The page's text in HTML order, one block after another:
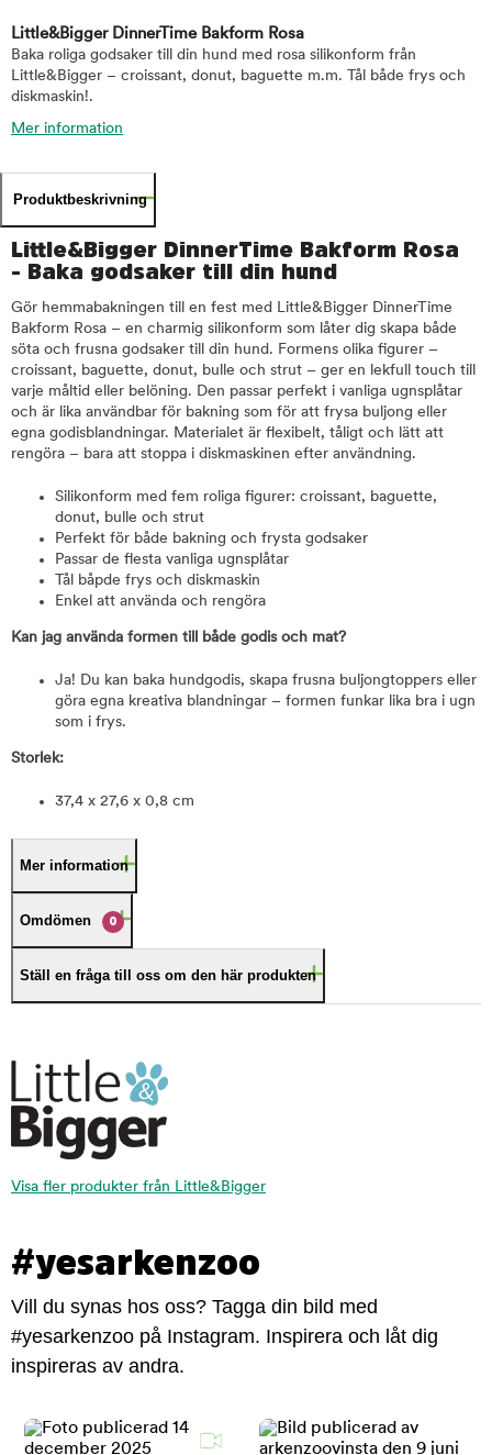
Little&Bigger DinnerTime Bakform Rosa
Baka roliga godsaker till din hund med rosa silikonform från
Little&Bigger – croissant, donut, baguette m.m. Tål både frys och
diskmaskin!.
Mer information
Produktbeskrivning
Little&Bigger DinnerTime Bakform Rosa
- Baka godsaker till din hund
Gör hemmabakningen till en fest med Little&Bigger DinnerTime
Bakform Rosa – en charmig silikonform som låter dig skapa både
söta och frusna godsaker till din hund. Formens olika figurer –
croissant, baguette, donut, bulle och strut – ger en lekfull touch till
varje måltid eller belöning. Den passar perfekt i vanliga ugnsplåtar
och är lika användbar för bakning som för att frysa buljong eller
egna godisblandningar. Materialet är flexibelt, tåligt och lätt att
rengöra – bara att stoppa i diskmaskinen efter användning.
Silikonform med fem roliga figurer: croissant, baguette,
donut, bulle och strut
Perfekt för både bakning och frysta godsaker
Passar de flesta vanliga ugnsplåtar
Tål båpde frys och diskmaskin
Enkel att använda och rengöra
Kan jag använda formen till både godis och mat?
Ja! Du kan baka hundgodis, skapa frusna buljongtoppers eller
göra egna kreativa blandningar – formen funkar lika bra i ugn
som i frys.
Storlek:
37,4 x 27,6 x 0,8 cm
Mer information
Omdömen 0
Ställ en fråga till oss om den här produkten
Visa fler produkter från Little&Bigger
#yesarkenzoo
Vill du synas hos oss? Tagga din bild med
#yesarkenzoo på Instagram. Inspirera och låt dig
inspireras av andra.